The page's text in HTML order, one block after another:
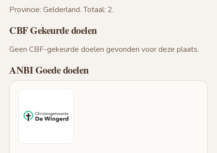
Provincie: Gelderland. Totaal: 2.
CBF Gekeurde doelen
Geen CBF-gekeurde doelen gevonden voor deze plaats.
ANBI Goede doelen